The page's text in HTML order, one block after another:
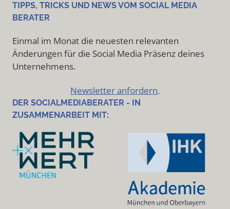
TIPPS, TRICKS UND NEWS VOM SOCIAL MEDIA
BERATER
Einmal im Monat die neuesten relevanten
Änderungen für die Social Media Präsenz deines
Unternehmens.
Newsletter anfordern
DER SOCIALMEDIABERATER - IN
ZUSAMMENARBEIT MIT: